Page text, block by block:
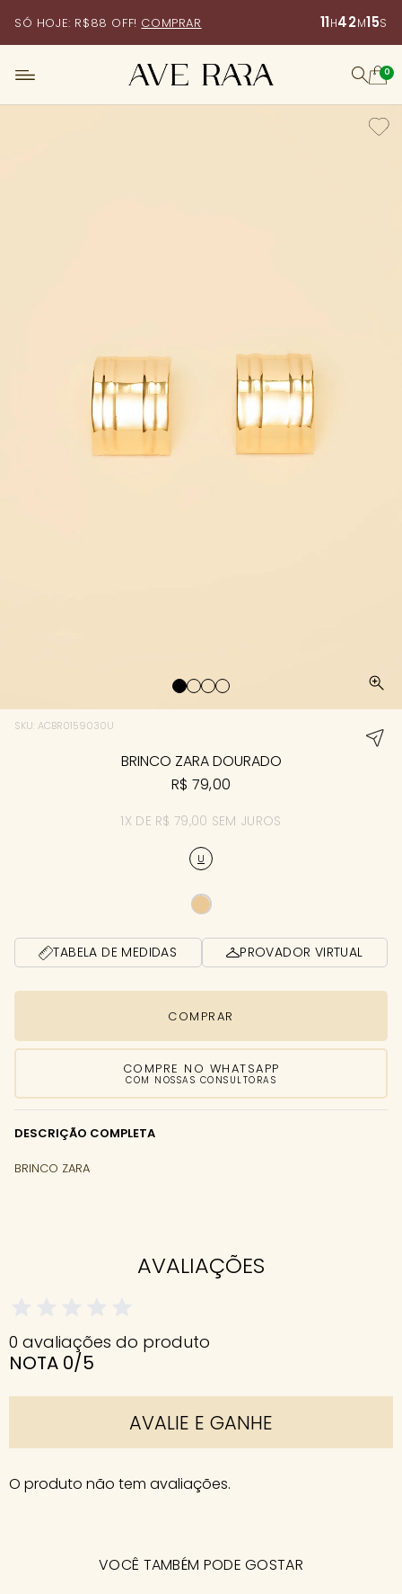
11H42M14S
SÓ HOJE: R$88 OFF! COMPRAR
0
SKU: ACBR0159030U
BRINCO ZARA DOURADO
R$ 79,00
1X DE R$ 79,00 SEM JUROS
U
TABELA DE MEDIDAS PROVADOR VIRTUAL
COMPRAR
COMPRE NO WHATSAPP
COM NOSSAS CONSULTORAS
DESCRIÇÃO COMPLETA
BRINCO ZARA
AVALIAÇÕES
0 avaliações do produto
NOTA 0/5
AVALIE E GANHE
O produto não tem avaliações.
VOCÊ TAMBÉM PODE GOSTAR